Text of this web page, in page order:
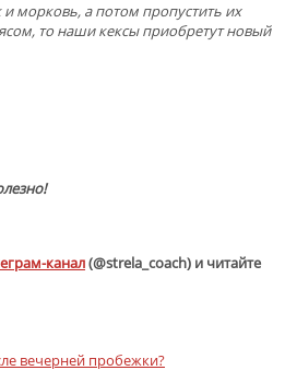
морковь, а потом пропустить их
то наши кексы приобретут новый
канал(@strela_coach) и читайте
вечерней пробежки?